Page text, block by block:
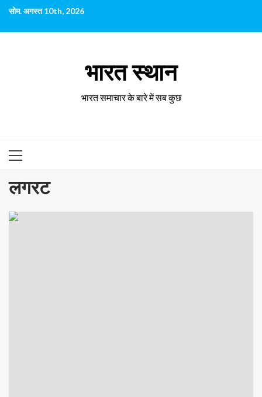
छोड़कर
पर
सोम. अगस्त 10th, 2026
भारत स्थान
भारत समाचार के बारे में सब कुछ
प्राथमिक
लगरट